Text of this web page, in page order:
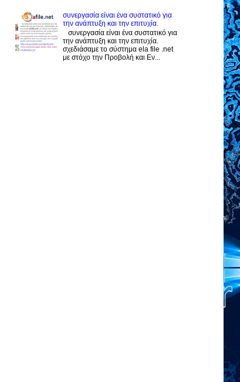
συνεργασία είναι ένα συστατικό για
την ανάπτυξη και την επιτυχία.
συνεργασία είναι ένα συστατικό για
την ανάπτυξη και την επιτυχία.
σχεδιάσαμε το σύστημα ela file .net
με στόχο την Προβολή και Εν...